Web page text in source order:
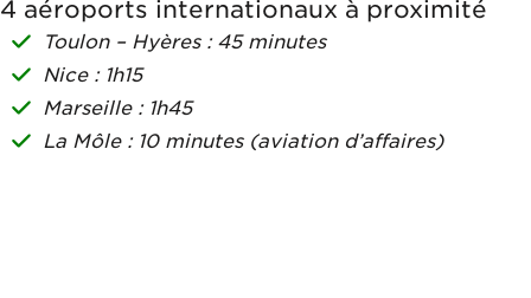
4 aéroports internationaux à proximité
Toulon – Hyères : 45 minutes
Nice : 1h15
Marseille : 1h45
La Môle : 10 minutes (aviation d’affaires)